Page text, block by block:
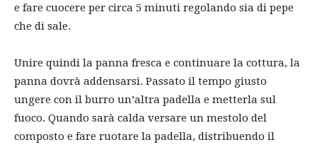
e fare cuocere per circa 5 minuti regolando sia di pepe
che di sale.
Unire quindi la panna fresca e continuare la cottura, la
panna dovrà addensarsi. Passato il tempo giusto
ungere con il burro un’altra padella e metterla sul
fuoco. Quando sarà calda versare un mestolo del
composto e fare ruotare la padella, distribuendo il